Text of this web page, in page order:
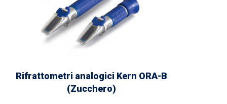
Rifrattometri analogici Kern ORA-B
(Zucchero)